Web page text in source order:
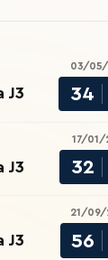
J3
03/05/
34
J3
17/01/
32
J3
21/09/
56